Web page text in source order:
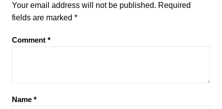
Your email address will not be published. Required
fields are marked *
Comment *
Name *